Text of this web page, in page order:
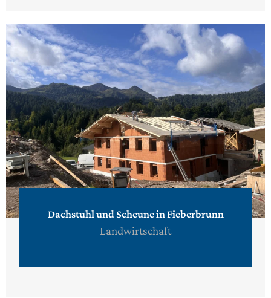
Dachstuhl und Scheune in Fieberbrunn
Landwirtschaft